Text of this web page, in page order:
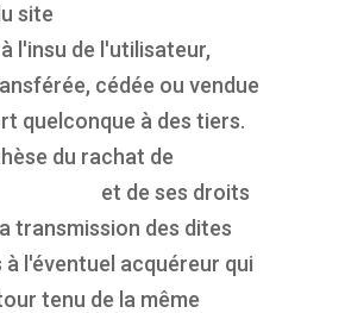
site
l'insu de l'utilisateur,
cédée ou vendue
quelconque à des tiers.
du rachat de
et de ses droits
transmission des dites
l'éventuel acquéreur qui
tenu de la même